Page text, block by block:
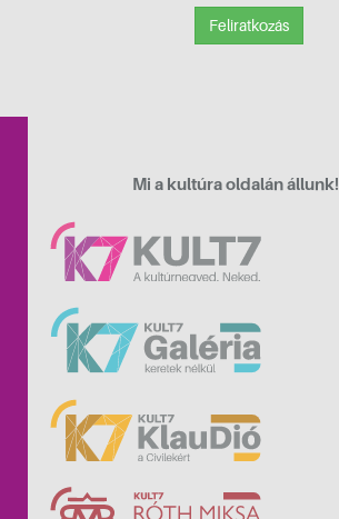
Feliratkozás
Mi a kultúra oldalán állunk!